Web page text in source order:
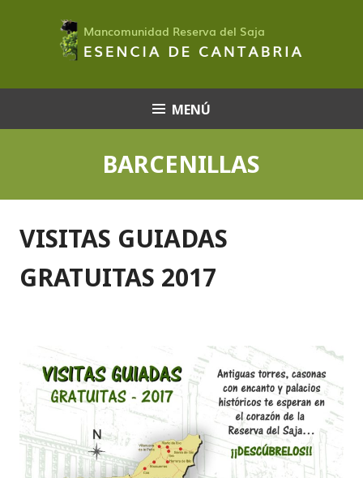
contenido
MENÚ
BARCENILLAS
VISITAS GUIADAS
GRATUITAS 2017